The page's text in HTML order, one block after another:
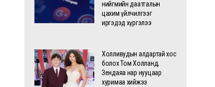
нийгмийн даатгалын
цахим үйлчилгээг
иргэдэд хүргэлээ
Холливудын алдартай хос
болох Том Холланд,
Зендаяа нар нууцаар
хуримаа хийжээ